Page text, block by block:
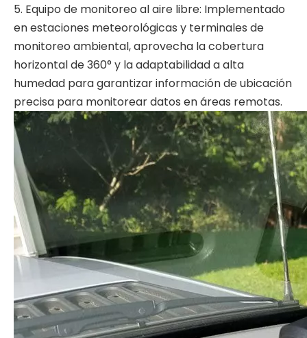
5. Equipo de monitoreo al aire libre: Implementado
en estaciones meteorológicas y terminales de
monitoreo ambiental, aprovecha la cobertura
horizontal de 360° y la adaptabilidad a alta
humedad para garantizar información de ubicación
precisa para monitorear datos en áreas remotas.